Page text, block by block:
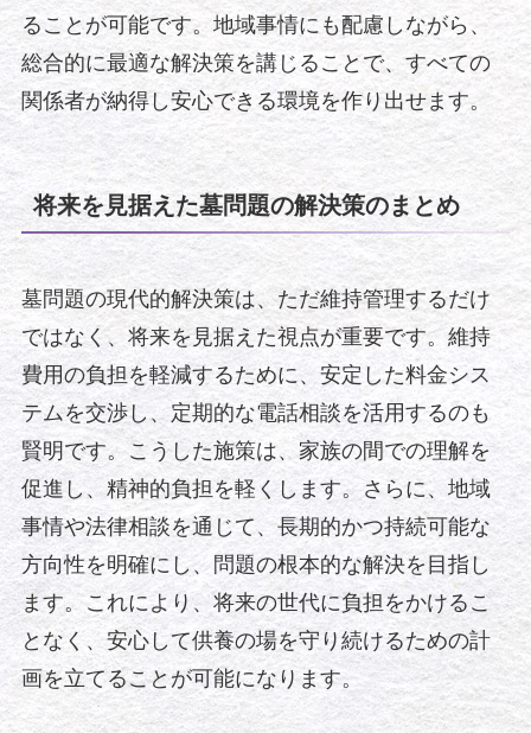
ることが可能です。地域事情にも配慮しながら、
総合的に最適な解決策を講じることで、すべての
関係者が納得し安心できる環境を作り出せます。
将来を見据えた墓問題の解決策のまとめ
墓問題の現代的解決策は、ただ維持管理するだけ
ではなく、将来を見据えた視点が重要です。維持
費用の負担を軽減するために、安定した料金シス
テムを交渉し、定期的な電話相談を活用するのも
賢明です。こうした施策は、家族の間での理解を
促進し、精神的負担を軽くします。さらに、地域
事情や法律相談を通じて、長期的かつ持続可能な
方向性を明確にし、問題の根本的な解決を目指し
ます。これにより、将来の世代に負担をかけるこ
となく、安心して供養の場を守り続けるための計
画を立てることが可能になります。